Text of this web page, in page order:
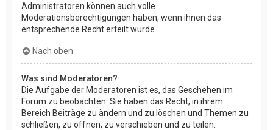
Administratoren können auch volle
Moderationsberechtigungen haben, wenn ihnen das
entsprechende Recht erteilt wurde.
Nach oben
Was sind Moderatoren?
Die Aufgabe der Moderatoren ist es, das Geschehen im
Forum zu beobachten. Sie haben das Recht, in ihrem
Bereich Beiträge zu ändern und zu löschen und Themen zu
schließen, zu öffnen, zu verschieben und zu teilen.